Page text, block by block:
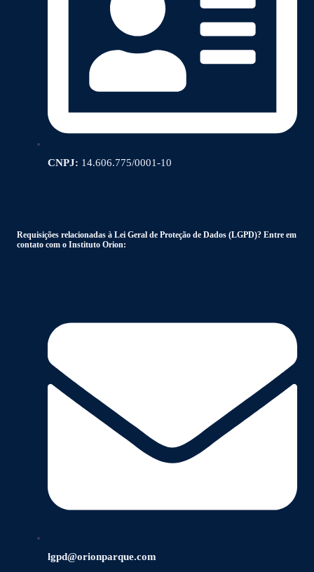
CNPJ: 14.606.775/0001-10
Requisições relacionadas à Lei Geral de Proteção de Dados (LGPD)? Entre em
contato com o Instituto Orion:
lgpd@orionparque.com